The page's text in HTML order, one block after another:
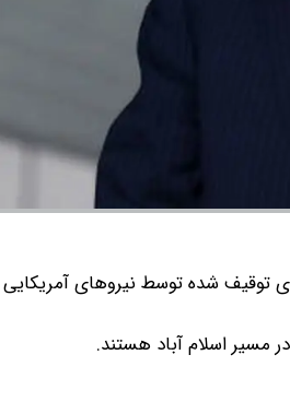
و ۲۰ ایرانی که در کشتی‌های توقیف‌ شده توسط نیروهای آمریکایی
مسیر اسلام آباد هستند.